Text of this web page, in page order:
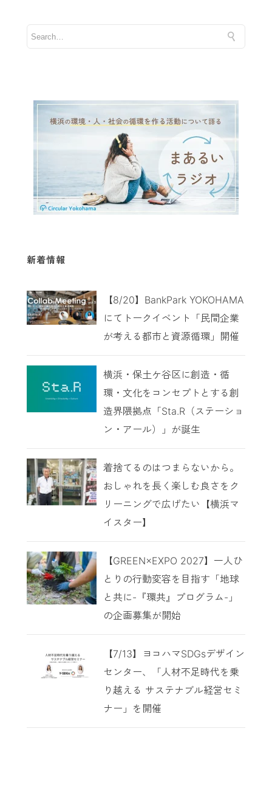
新着情報
【8/20】BankPark YOKOHAMA
にてトークイベント「民間企業
が考える都市と資源循環」開催
横浜・保土ケ谷区に創造・循
環・文化をコンセプトとする創
造界隈拠点「Sta.R（ステーショ
ン・アール）」が誕生
着捨てるのはつまらないから。
おしゃれを長く楽しむ良さをク
リーニングで広げたい【横浜マ
イスター】
【GREEN×EXPO 2027】一人ひ
とりの行動変容を目指す「地球
と共に-『環共』プログラム-」
の企画募集が開始
【7/13】ヨコハマSDGsデザイン
センター、「人材不足時代を乗
り越える サステナブル経営セミ
ナー」を開催